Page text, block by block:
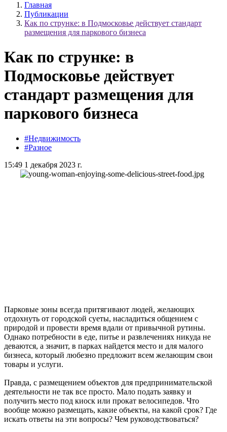
Главная
Публикации
Как по струнке: в Подмосковье действует стандарт
размещения для паркового бизнеса
Как по струнке: в
Подмосковье действует
стандарт размещения для
паркового бизнеса
#Недвижимость
#Разное
15:49 1 декабря 2023 г.
Парковые зоны всегда притягивают людей, желающих
отдохнуть от городской суеты, насладиться общением с
природой и провести время вдали от привычной рутины.
Однако потребности в еде, питье и развлечениях никуда не
деваются, а значит, в парках найдется место и для малого
бизнеса, который любезно предложит всем желающим свои
товары и услуги.
Правда, с размещением объектов для предпринимательской
деятельности не так все просто. Мало подать заявку и
получить место под киоск или прокат велосипедов. Что
вообще можно размещать, какие объекты, на какой срок? Где
искать ответы на эти вопросы? Чем руководствоваться?